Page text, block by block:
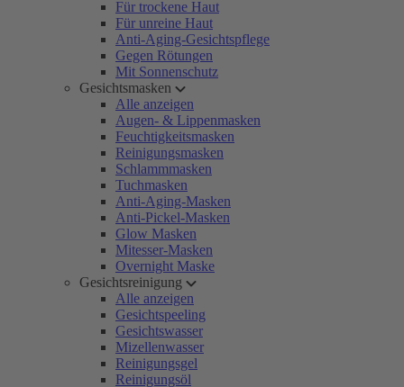
Für trockene Haut
Für unreine Haut
Anti-Aging-Gesichtspflege
Gegen Rötungen
Mit Sonnenschutz
Gesichtsmasken
Alle anzeigen
Augen- & Lippenmasken
Feuchtigkeitsmasken
Reinigungsmasken
Schlammmasken
Tuchmasken
Anti-Aging-Masken
Anti-Pickel-Masken
Glow Masken
Mitesser-Masken
Overnight Maske
Gesichtsreinigung
Alle anzeigen
Gesichtspeeling
Gesichtswasser
Mizellenwasser
Reinigungsgel
Reinigungsöl